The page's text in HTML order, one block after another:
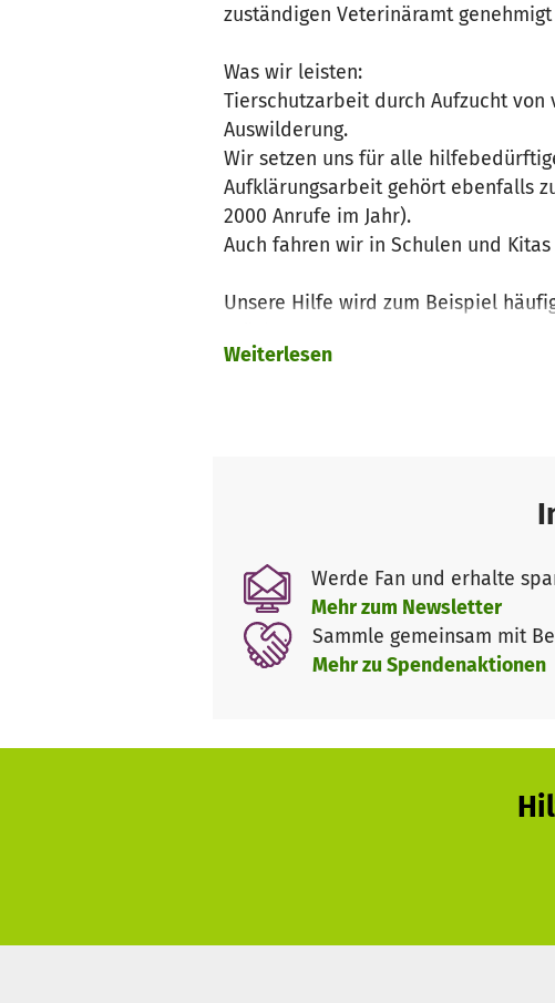
zuständigen Veterinäramt
Was wir leisten:
Tierschutzarbeit durch Aufzucht von
Auswilderung.
Wir setzen uns für alle
Aufklärungsarbeit gehört ebenfalls
2000 Anrufe im Jahr).
Auch fahren wir in Schulen und
Unsere Hilfe wird zum Beispiel
· Enten
Wir werden nicht staatlich
Weiterlesen
Werde Fan und erhalte
Mehr zum Newsletter
Sammle gemeinsam mit
Mehr zu Spendenaktionen